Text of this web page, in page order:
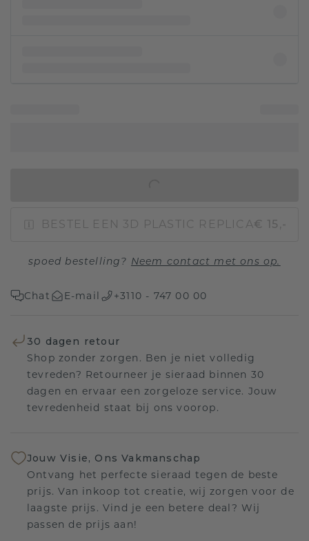
BESTEL EEN 3D PLASTIC REPLICA€ 15,-
spoed bestelling? Neem contact met ons op.
Chat E-mail +3110 - 747 00 00
30 dagen retour
Shop zonder zorgen. Ben je niet volledig
tevreden? Retourneer je sieraad binnen 30
dagen en ervaar een zorgeloze service. Jouw
tevredenheid staat bij ons voorop.
Jouw Visie, Ons Vakmanschap
Ontvang het perfecte sieraad tegen de beste
prijs. Van inkoop tot creatie, wij zorgen voor de
laagste prijs. Vind je een betere deal? Wij
passen de prijs aan!